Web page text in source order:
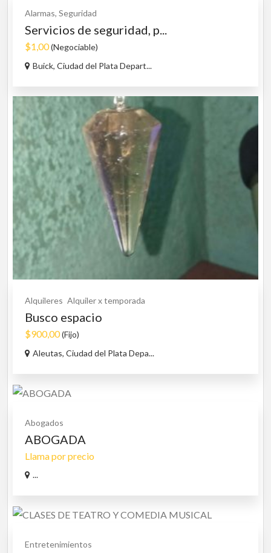
Alarmas, Seguridad
Servicios de seguridad, p...
$1,00(Negociable)
Buick, Ciudad del Plata Depart...
Alquileres Alquiler x temporada
Busco espacio
$900,00(Fijo)
Aleutas, Ciudad del Plata Depa...
Abogados
ABOGADA
Llama por precio
...
Entretenimientos